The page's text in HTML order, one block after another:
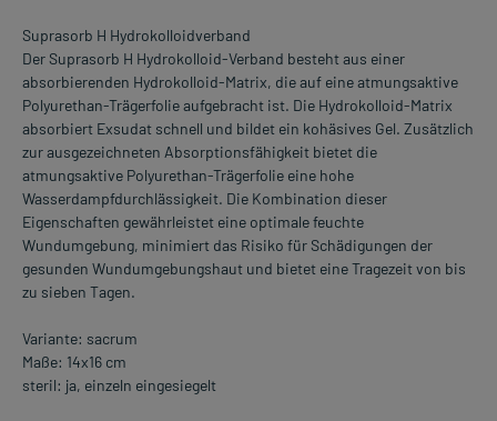
Suprasorb H Hydrokolloidverband
Der Suprasorb H Hydrokolloid-Verband besteht aus einer
absorbierenden Hydrokolloid-Matrix, die auf eine atmungsaktive
Polyurethan-Trägerfolie aufgebracht ist. Die Hydrokolloid-Matrix
absorbiert Exsudat schnell und bildet ein kohäsives Gel. Zusätzlich
zur ausgezeichneten Absorptionsfähigkeit bietet die
atmungsaktive Polyurethan-Trägerfolie eine hohe
Wasserdampfdurchlässigkeit. Die Kombination dieser
Eigenschaften gewährleistet eine optimale feuchte
Wundumgebung, minimiert das Risiko für Schädigungen der
gesunden Wundumgebungshaut und bietet eine Tragezeit von bis
zu sieben Tagen.
Variante: sacrum
Maße: 14x16 cm
steril: ja, einzeln eingesiegelt